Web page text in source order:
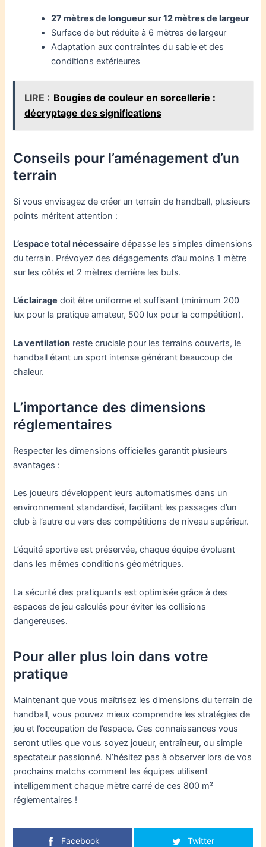
27 mètres de longueur sur 12 mètres de largeur
Surface de but réduite à 6 mètres de largeur
Adaptation aux contraintes du sable et des
conditions extérieures
LIRE : Bougies de couleur en sorcellerie :
décryptage des significations
Conseils pour l’aménagement d’un
terrain
Si vous envisagez de créer un terrain de handball, plusieurs
points méritent attention :
L’espace total nécessaire dépasse les simples dimensions
du terrain. Prévoyez des dégagements d’au moins 1 mètre
sur les côtés et 2 mètres derrière les buts.
L’éclairage doit être uniforme et suffisant (minimum 200
lux pour la pratique amateur, 500 lux pour la compétition).
La ventilation reste cruciale pour les terrains couverts, le
handball étant un sport intense générant beaucoup de
chaleur.
L’importance des dimensions
réglementaires
Respecter les dimensions officielles garantit plusieurs
avantages :
Les joueurs développent leurs automatismes dans un
environnement standardisé, facilitant les passages d’un
club à l’autre ou vers des compétitions de niveau supérieur.
L’équité sportive est préservée, chaque équipe évoluant
dans les mêmes conditions géométriques.
La sécurité des pratiquants est optimisée grâce à des
espaces de jeu calculés pour éviter les collisions
dangereuses.
Pour aller plus loin dans votre
pratique
Maintenant que vous maîtrisez les dimensions du terrain de
handball, vous pouvez mieux comprendre les stratégies de
jeu et l’occupation de l’espace. Ces connaissances vous
seront utiles que vous soyez joueur, entraîneur, ou simple
spectateur passionné. N’hésitez pas à observer lors de vos
prochains matchs comment les équipes utilisent
intelligemment chaque mètre carré de ces 800 m²
réglementaires !
Facebook Twitter